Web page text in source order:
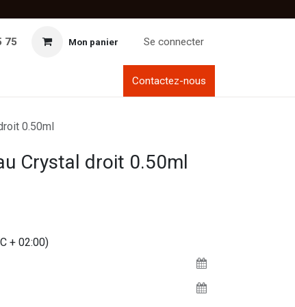
75 Mon panier Se connecter
Contactez-nous
0.50ml
Crystal droit 0.50ml
+ 02:00)